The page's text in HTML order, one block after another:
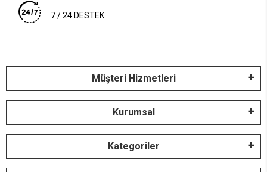
7 / 24 DESTEK
Müşteri Hizmetleri
Kurumsal
Kategoriler